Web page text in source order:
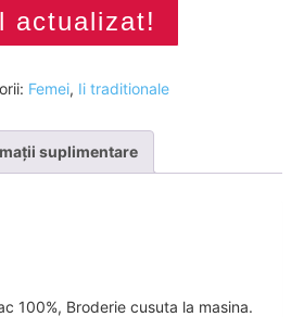
actualizat!
Femei, Ii traditionale
suplimentare
100%, Broderie cusuta la masina.